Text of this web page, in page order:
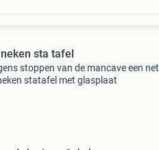
sta tafel
stoppen van de mancave een
statafel met glasplaat